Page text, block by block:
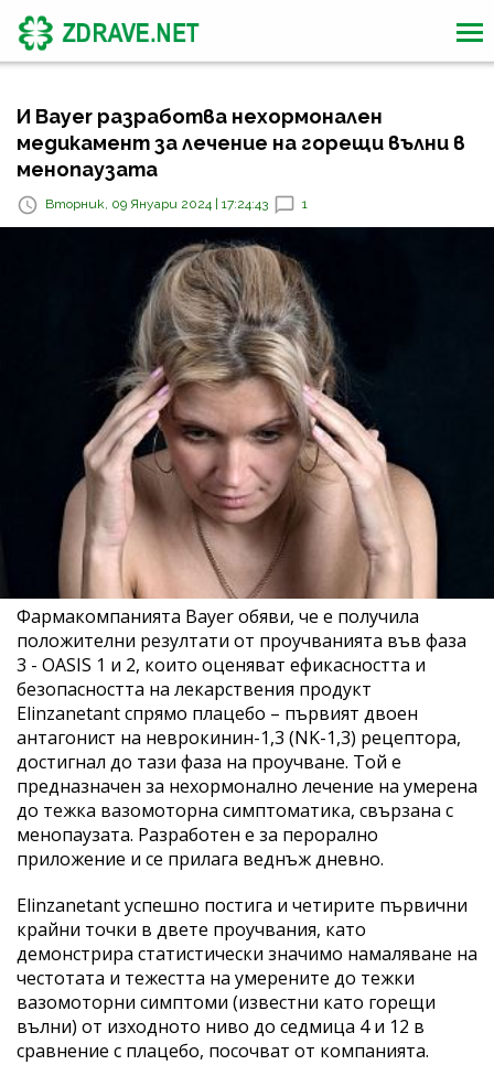
И Bayer разработва нехормонален
медикамент за лечение на горещи вълни в
менопаузата
Вторник, 09 Януари 2024 | 17:24:43 1
Фармакомпанията Bayer обяви, че е получила
положителни резултати от проучванията във фаза
3 - OASIS 1 и 2, които оценяват ефикасността и
безопасността на лекарствения продукт
Еlinzanetant спрямо плацебо – първият двоен
антагонист на неврокинин-1,3 (NK-1,3) рецептора,
достигнал до тази фаза на проучване. Той е
предназначен за нехормонално лечение на умерена
до тежка вазомоторна симптоматика, свързана с
менопаузата. Разработен е за перорално
приложение и се прилага веднъж дневно.
Elinzanetant успешно постига и четирите първични
крайни точки в двете проучвания, като
демонстрира статистически значимо намаляване на
честотата и тежестта на умерените до тежки
вазомоторни симптоми (известни като горещи
вълни) от изходното ниво до седмица 4 и 12 в
сравнение с плацебо, посочват от компанията.